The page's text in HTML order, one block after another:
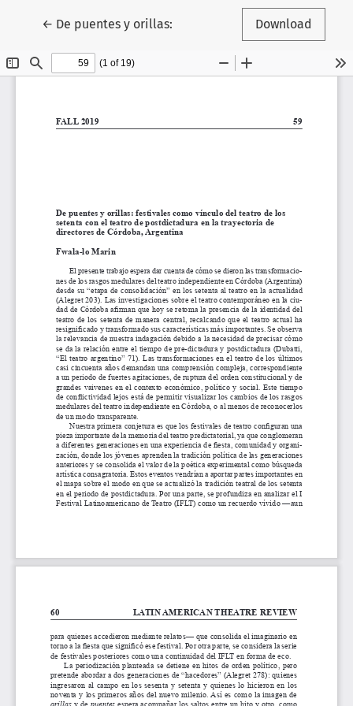
← Return to Article Details
De puentes y orillas: Download